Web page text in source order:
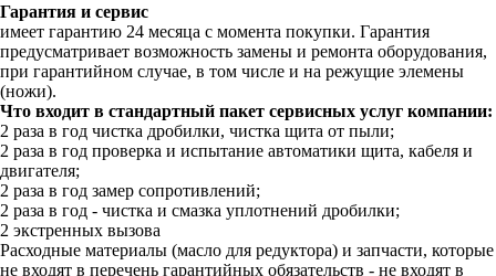
Гарантия и сервис
имеет гарантию 24 месяца с момента покупки. Гарантия
предусматривает возможность замены и ремонта оборудования,
при гарантийном случае, в том числе и на режущие элемены
(ножи).
Что входит в стандартный пакет сервисных услуг компании:
2 раза в год чистка дробилки, чистка щита от пыли;
2 раза в год проверка и испытание автоматики щита, кабеля и
двигателя;
2 раза в год замер сопротивлений;
2 раза в год - чистка и смазка уплотнений дробилки;
2 экстренных вызова
Расходные материалы (масло для редуктора) и запчасти, которые
не входят в перечень гарантийных обязательств - не входят в